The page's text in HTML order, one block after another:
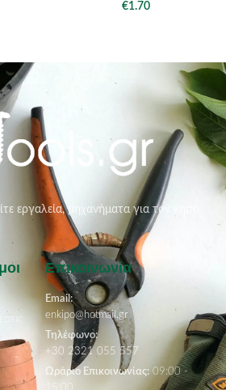
€1.70
εργαλεία, μηχανήματα για τον κήπο
Επικοινωνία
Email:
enkipo@hotmail.gr
Τηλέφωνο:
+30 2321 055 557
Ωράριο Επικοινωνίας: 09:00 -